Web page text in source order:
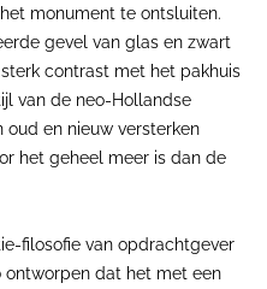
monument te ontsluiten.
gevel van glas en zwart
contrast met het pakhuis
van de neo-Hollandse
oud en nieuw versterken
het geheel meer is dan de
filosofie van opdrachtgever
ontworpen dat het met een